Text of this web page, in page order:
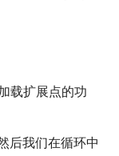
载扩展点的功
后我们在循环中